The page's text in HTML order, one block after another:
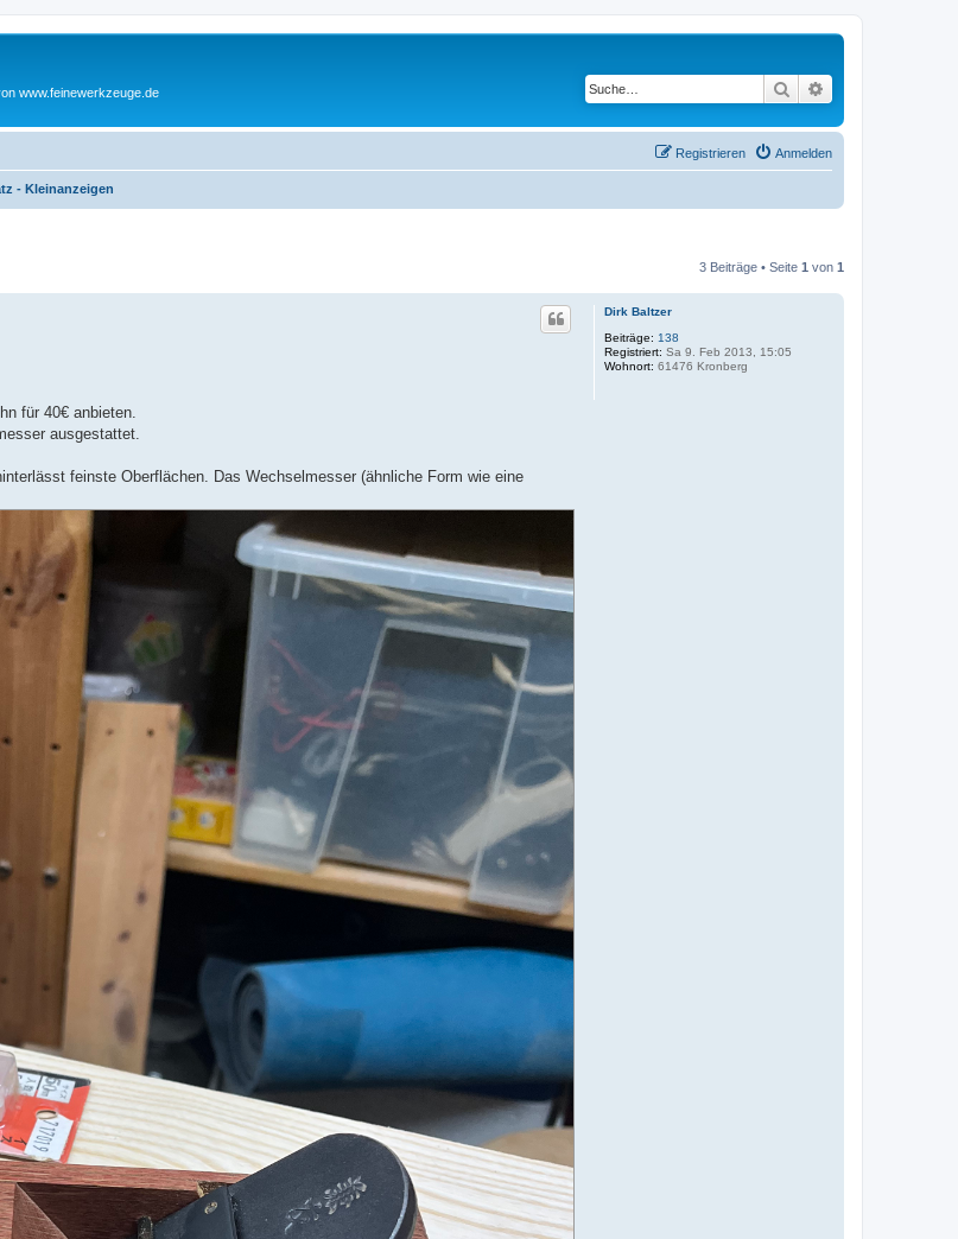
www.feinewerkzeuge.de Suche
Anmelden
Registrieren
- Kleinanzeigen
3 Beiträge • Seite 1 von 1
Dirk Baltzer
Beiträge: 138
Registriert: Sa 9. Feb 2013, 15:05
Wohnort: 61476 Kronberg
für 40€ anbieten.
ausgestattet.
feinste Oberflächen. Das Wechselmesser (ähnliche Form wie eine